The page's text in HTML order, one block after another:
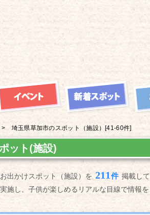
埼玉県草加市の スポット（施設） [41-60件]
ット(施設)
出かけスポット（施設）を 211 件 掲載して
施し、子供が楽しめるリアルな目線で情報を